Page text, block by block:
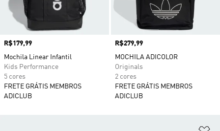
Preço
R$179,99
Mochila Linear Infantil
Kids Performance
5 cores
FRETE GRÁTIS MEMBROS
ADICLUB
Preço
R$279,99
MOCHILA ADICOLOR
Originals
2 cores
FRETE GRÁTIS MEMBROS
ADICLUB